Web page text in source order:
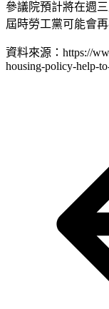
參議院預計將在週
屆時勞工黨可能會
資料來源：https://
housing-policy-help-